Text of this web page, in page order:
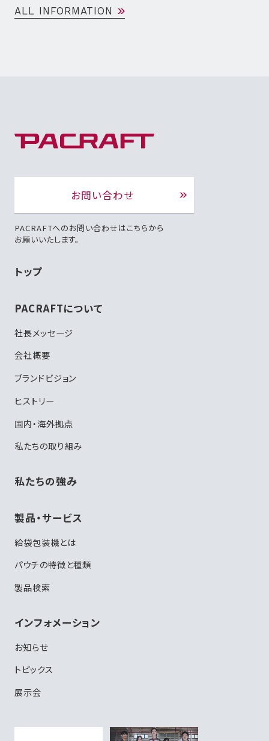
ALL INFORMATION
お問い合わせ
PACRAFTへのお問い合わせはこちらから
お願いいたします。
トップ
PACRAFTについて
社長メッセージ
会社概要
ブランドビジョン
ヒストリー
国内・海外拠点
私たちの取り組み
私たちの強み
製品・サービス
給袋包装機とは
パウチの特徴と種類
製品検索
インフォメーション
お知らせ
トピックス
展示会